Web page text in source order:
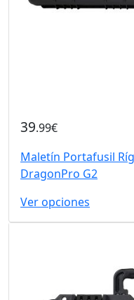
39.99€
Maletín Portafusil
DragonPro G2
Ver opciones